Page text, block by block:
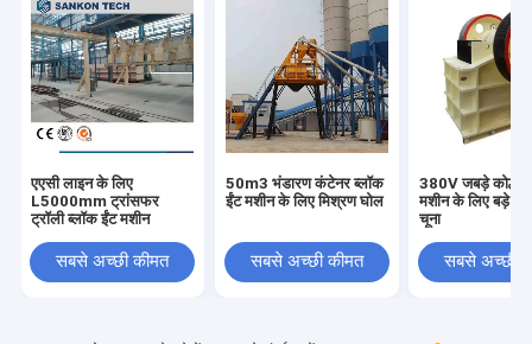
एएसी लाइन के लिए
L5000mm ट्रांसफर
ट्रॉली ब्लॉक ईंट मशीन
सबसे अच्छी कीमत
50m3 भंडारण कंटेनर ब्लॉक
ईंट मशीन के लिए मिश्रण घोल
सबसे अच्छी कीमत
380V जबड़े कोल्हू
मशीन के लिए बड़े
चूना
सबसे अच्छी